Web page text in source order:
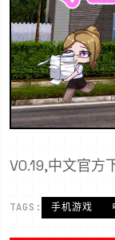
V0.19,中文官方
TAGS: 手机游戏